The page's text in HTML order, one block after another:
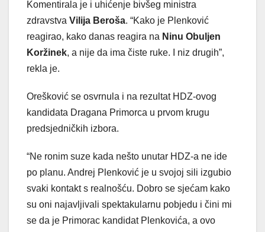
Komentirala je i uhićenje bivšeg ministra
zdravstva Vilija Beroša. “Kako je Plenković
reagirao, kako danas reagira na Ninu Obuljen
Koržinek, a nije da ima čiste ruke. I niz drugih”,
rekla je.
Orešković se osvrnula i na rezultat HDZ-ovog
kandidata Dragana Primorca u prvom krugu
predsjedničkih izbora.
“Ne ronim suze kada nešto unutar HDZ-a ne ide
po planu. Andrej Plenković je u svojoj sili izgubio
svaki kontakt s realnošću. Dobro se sjećam kako
su oni najavljivali spektakularnu pobjedu i čini mi
se da je Primorac kandidat Plenkovića, a ovo